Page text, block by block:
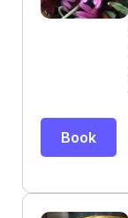
Book